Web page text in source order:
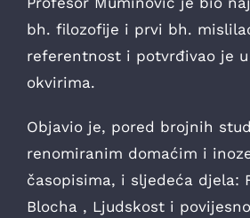
bh. filozofije i prvi bh.
referentnost i potvrđivao je
okvirima.
Objavio je, pored brojnih
renomiranim domaćim i
časopisima, i sljedeća djela:
Blocha , Ljudskost i